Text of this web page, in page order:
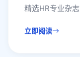
精选HR专业杂
立即阅读